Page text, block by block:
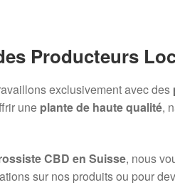
Producteurs
exclusivement avec des
une plante de haute qualité,
CBD en Suisse, nous
sur nos produits ou pour